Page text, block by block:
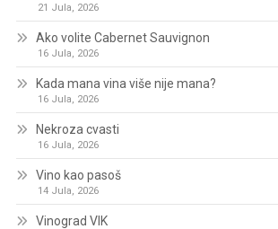
21 Jula, 2026
Ako volite Cabernet Sauvignon
16 Jula, 2026
Kada mana vina više nije mana?
16 Jula, 2026
Nekroza cvasti
16 Jula, 2026
Vino kao pasoš
14 Jula, 2026
Vinograd VIK